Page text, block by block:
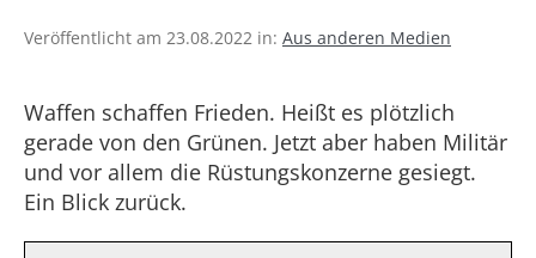
Veröffentlicht am 23.08.2022 in: Aus anderen Medien
Waffen schaffen Frieden. Heißt es plötzlich
gerade von den Grünen. Jetzt aber haben Militär
und vor allem die Rüstungskonzerne gesiegt.
Ein Blick zurück.